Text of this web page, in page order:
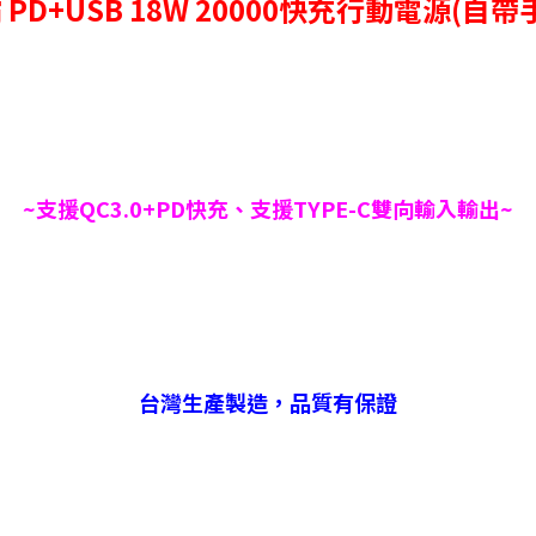
PD+USB 18W 20000快充行動電源(自帶
~支援QC3.0+PD快充、支援TYPE-C雙向輸入輸出~
台灣生產製造，品質有保證